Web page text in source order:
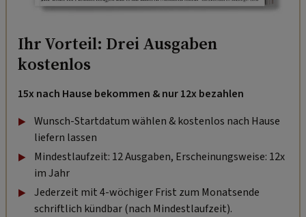
Ihr Vorteil: Drei Ausgaben
kostenlos
15x nach Hause bekommen & nur 12x bezahlen
Wunsch-Startdatum wählen & kostenlos nach Hause
liefern lassen
Mindestlaufzeit: 12 Ausgaben, Erscheinungsweise: 12x
im Jahr
Jederzeit mit 4-wöchiger Frist zum Monatsende
schriftlich kündbar (nach Mindestlaufzeit).